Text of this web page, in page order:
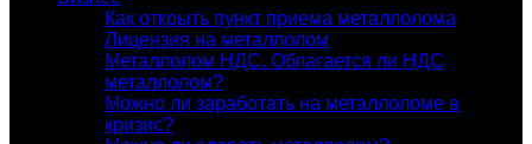
Как открыть пункт приема металлолома
Лицензия на металлолом
Металлолом НДС. Облагается ли НДС
металлолом?
Можно ли заработать на металлоломе в
кризис?